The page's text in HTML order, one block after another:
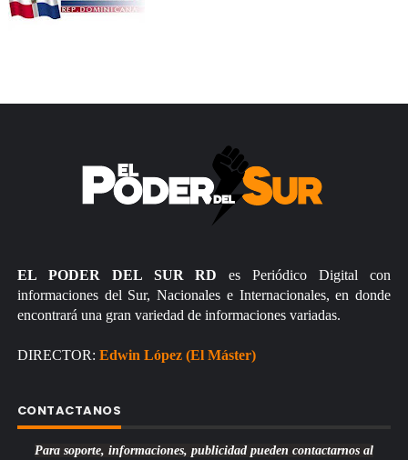
EL PODER DEL SUR RD es Periódico Digital con
informaciones del Sur, Nacionales e Internacionales, en donde
encontrará una gran variedad de informaciones variadas.
DIRECTOR: Edwin López (El Máster)
CONTACTANOS
Para soporte, informaciones, publicidad pueden contactarnos al